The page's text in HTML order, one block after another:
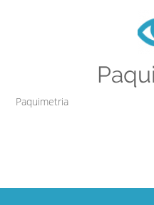
Paquimetria